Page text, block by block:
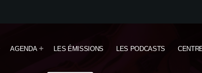
AGENDA LES ÉMISSIONS LES PODCASTS